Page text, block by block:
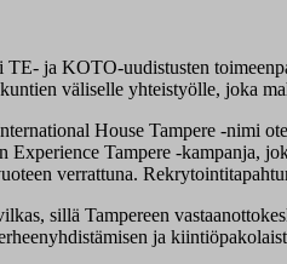
ja KOTO-uudistusten
väliselle yhteistyölle, joka
House Tampere -nimi
Experience Tampere -kampanja,
verrattuna.
sillä Tampereen
ja